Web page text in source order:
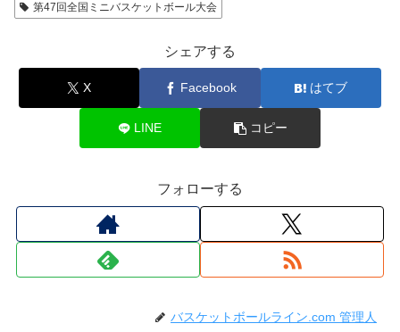
第47回全国ミニバスケットボール大会
シェアする
X Facebook はてブ
LINE コピー
フォローする
バスケットボールライン.com 管理人